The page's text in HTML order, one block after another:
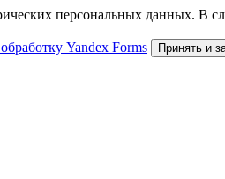
персональных данных. В
Yandex Forms Принять и